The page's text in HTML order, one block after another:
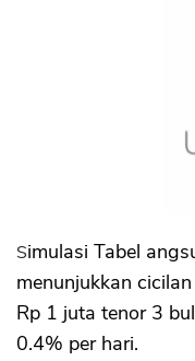
Simulasi Tabel angsuran pinjaman UangMe
menunjukkan
Rp 1 juta tenor 3
0.4% per hari.